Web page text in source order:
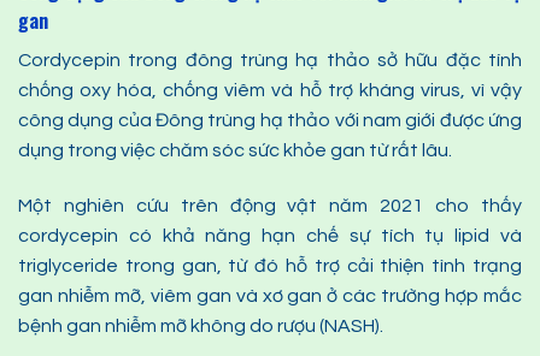
gan
Cordycepin trong đông trùng hạ thảo sở hữu đặc tính
chống oxy hóa, chống viêm và hỗ trợ kháng virus, vì vậy
công dụng của Đông trùng hạ thảo với nam giới được ứng
dụng trong việc chăm sóc sức khỏe gan từ rất lâu.
Một nghiên cứu trên động vật năm 2021 cho thấy
cordycepin có khả năng hạn chế sự tích tụ lipid và
triglyceride trong gan, từ đó hỗ trợ cải thiện tình trạng
gan nhiễm mỡ, viêm gan và xơ gan ở các trường hợp mắc
bệnh gan nhiễm mỡ không do rượu (NASH).